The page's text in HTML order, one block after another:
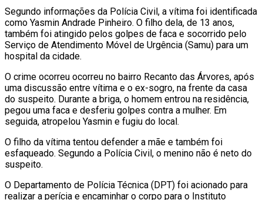
Segundo informações da Polícia Civil, a vítima foi identificada
como Yasmin Andrade Pinheiro. O filho dela, de 13 anos,
também foi atingido pelos golpes de faca e socorrido pelo
Serviço de Atendimento Móvel de Urgência (Samu) para um
hospital da cidade.
O crime ocorreu ocorreu no bairro Recanto das Árvores, após
uma discussão entre vítima e o ex-sogro, na frente da casa
do suspeito. Durante a briga, o homem entrou na residência,
pegou uma faca e desferiu golpes contra a mulher. Em
seguida, atropelou Yasmin e fugiu do local.
O filho da vítima tentou defender a mãe e também foi
esfaqueado. Segundo a Polícia Civil, o menino não é neto do
suspeito.
O Departamento de Polícia Técnica (DPT) foi acionado para
realizar a perícia e encaminhar o corpo para o Instituto